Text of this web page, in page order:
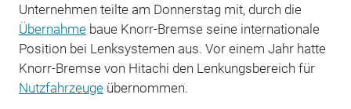
Unternehmen teilte am Donnerstag mit, durch die
Übernahmebaue Knorr-Bremse seine internationale
Position bei Lenksystemen aus. Vor einem Jahr hatte
Knorr-Bremse von Hitachi den Lenkungsbereich für
Nutzfahrzeugeübernommen.